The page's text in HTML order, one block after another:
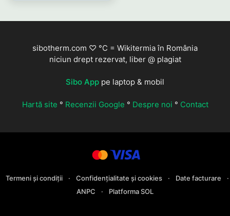
sibotherm.com ♡ °C = Wikitermia în România
niciun drept rezervat, liber @ plagiat
Sibo App pe laptop & mobil
Hartă site ° Recenzii Google ° Despre noi ° Contact
Termeni și condiții · Confidențialitate și cookies · Date facturare
·
ANPC
· Platforma SOL